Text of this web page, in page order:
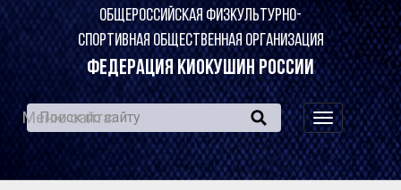
ОБЩЕРОССИЙСКАЯ ФИЗКУЛЬТУРНО-
СПОРТИВНАЯ ОБЩЕСТВЕННАЯ ОРГАНИЗАЦИЯ
ФЕДЕРАЦИЯ КИОКУШИН РОССИИ
навигация
по
сайту
Меню сайта: